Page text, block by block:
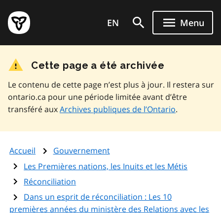
au
contenu
principal
Page
d'accueil
de
EN Menu
Cette page a été archivée
Le contenu de cette page n’est plus à jour. Il restera sur
ontario.ca pour une période limitée avant d’être
transféré auxArchives publiques de l’Ontario.
Accueil
Gouvernement
Les Premières nations, les Inuits et les Métis
Réconciliation
Dans un esprit de réconciliation : Les 10
premières années du ministère des Relations avec les